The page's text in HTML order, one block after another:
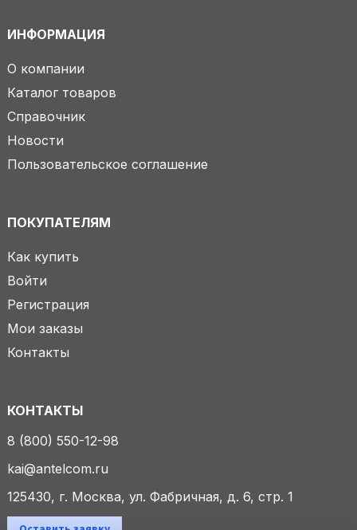
ИНФОРМАЦИЯ
О компании
Каталог товаров
Справочник
Новости
Пользовательское соглашение
ПОКУПАТЕЛЯМ
Как купить
Войти
Регистрация
Мои заказы
Контакты
КОНТАКТЫ
8 (800) 550-12-98
kai@antelcom.ru
125430, г. Москва, ул. Фабричная, д. 6, стр. 1